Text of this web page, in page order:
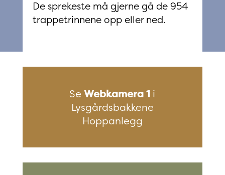
De sprekeste må gjerne gå de 954
trappetrinnene opp eller ned.
SeWebkamera 1 i
Lysgårdsbakkene
Hoppanlegg